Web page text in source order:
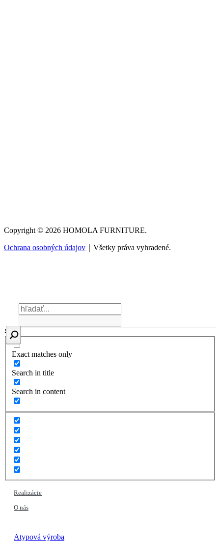
Copyright © 2026 HOMOLA FURNITURE.
Ochrana osobných údajov ｜Všetky práva vyhradené.
Exact matches only
Search in title
Search in content
Realizácie
O nás
Atypová výroba